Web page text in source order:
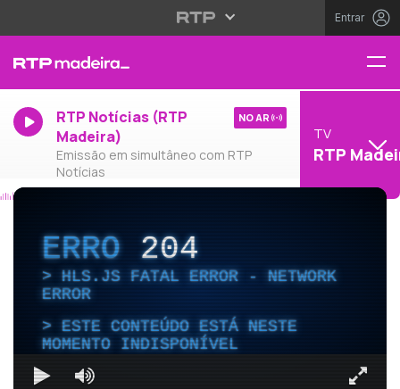
Entrar
RTP Notícias (RTP
Madeira)
Emissão em simultâneo com RTP
Notícias
NO AR
TV
RTP
ERRO204
HLS.JS FATAL ERROR - NETWORK
ERROR
ESTE CONTEÚDO ESTÁ NESTE
MOMENTO INDISPONÍVEL